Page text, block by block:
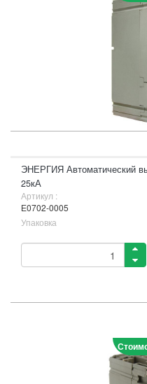
ЭНЕРГИЯ Автоматический
25кА
Артикул :
Е0702-0005
Упаковка